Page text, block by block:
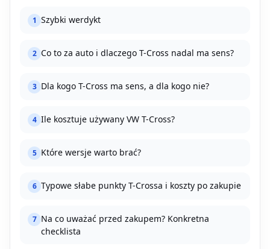
1 Szybki werdykt
2 Co to za auto i dlaczego T-Cross nadal ma sens?
3 Dla kogo T-Cross ma sens, a dla kogo nie?
4 Ile kosztuje używany VW T-Cross?
5 Które wersje warto brać?
6 Typowe słabe punkty T-Crossa i koszty po zakupie
7 Na co uważać przed zakupem? Konkretna
checklista